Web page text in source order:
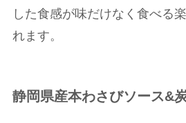
した食感が味だけなく食べる
れます。
静岡県産本わさびソース&